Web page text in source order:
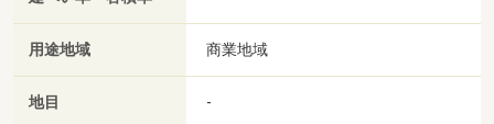
用途地域 商業地域
地目 -